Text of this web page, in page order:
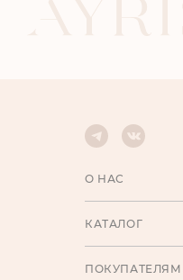
О НАС
КАТАЛОГ
ПОКУПАТЕЛЯМ